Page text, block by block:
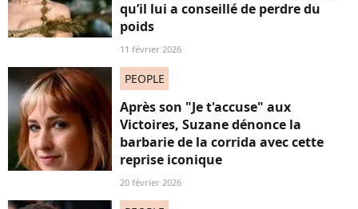
qu’il lui a conseillé de perdre du
poids
11 février 2026
PEOPLE
Après son "Je t'accuse" aux
Victoires, Suzane dénonce la
barbarie de la corrida avec cette
reprise iconique
20 février 2026